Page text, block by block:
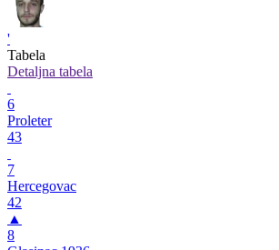
'
Tabela
Detaljna tabela
6
Proleter
43
7
Hercegovac
42
▲
8